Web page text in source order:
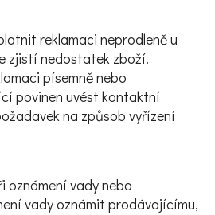
reklamaci neprodleně u
zjistí nedostatek zboží.
písemně nebo
povinen uvést kontaktní
na způsob vyřízení
oznámení vady nebo
vady oznámit prodávajícímu,